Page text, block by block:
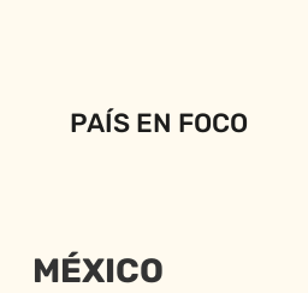
PAÍS EN FOCO
MÉXICO